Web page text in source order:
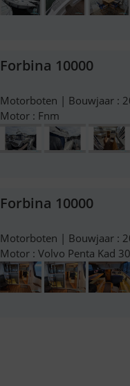
Forbina 10000
Motorboten | Bouwjaar :
Motor : Fnm
Forbina 10000
Motorboten | Bouwjaar :
Motor : Volvo Penta Kad